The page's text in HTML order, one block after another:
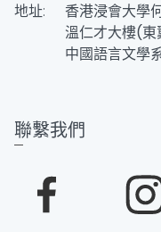
地址:
香港浸會大學
溫仁才大樓(東
中國語言文學
聯繫我們